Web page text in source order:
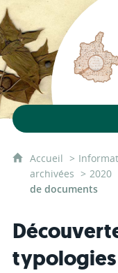
Accueil
archivées
2020
de documents